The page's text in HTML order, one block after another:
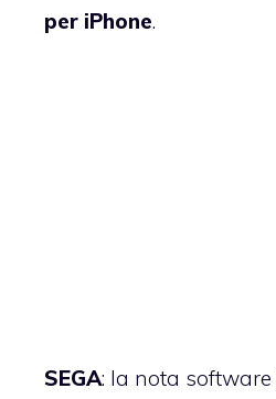
per iPhone.
SEGA: la nota